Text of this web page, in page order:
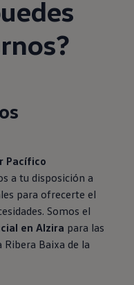
Pacífico
a tu disposición a
para ofrecerte el
Somos el
en Alzira para las
Ribera Baixa de la